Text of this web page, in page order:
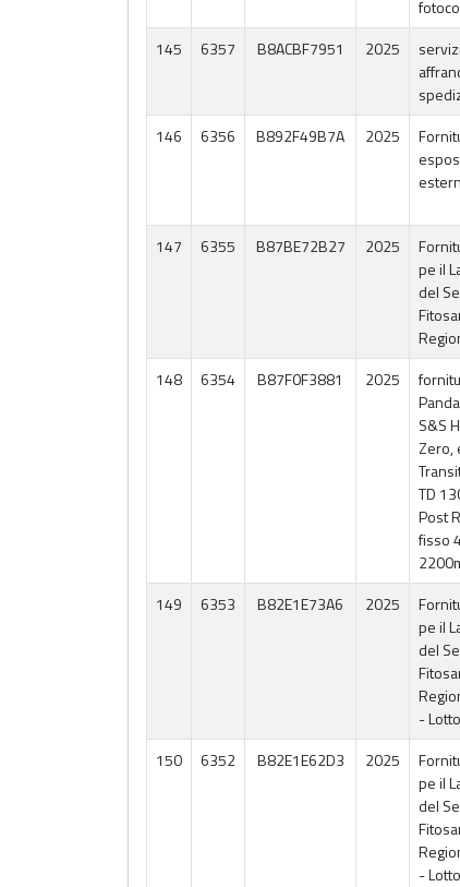
145 6357 B8ACBF7951 2025
146 6356 B892F49B7A 2025
147 6355 B87BE72B27 2025
pe il
del
148 6354 B87F0F3881 2025
S&S
Zero,
TD
Post
fisso
149 6353 B82E1E73A6 2025
pe il
del
-
150 6352 B82E1E62D3 2025
pe il
del
-